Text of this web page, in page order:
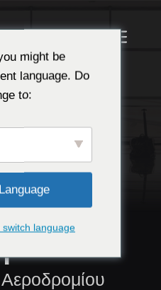
might be
language. Do
to:
language